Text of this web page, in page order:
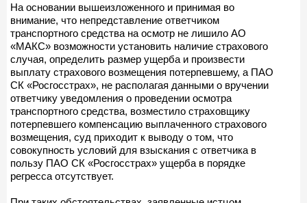
На основании вышеизложенного и принимая во
внимание, что непредставление ответчиком
транспортного средства на осмотр не лишило АО
«МАКС» возможности установить наличие страхового
случая, определить размер ущерба и произвести
выплату страхового возмещения потерпевшему, а ПАО
СК «Росгосстрах», не располагая данными о вручении
ответчику уведомления о проведении осмотра
транспортного средства, возместило страховщику
потерпевшего компенсацию выплаченного страхового
возмещения, суд приходит к выводу о том, что
совокупность условий для взыскания с ответчика в
пользу ПАО СК «Росгосстрах» ущерба в порядке
регресса отсутствует.